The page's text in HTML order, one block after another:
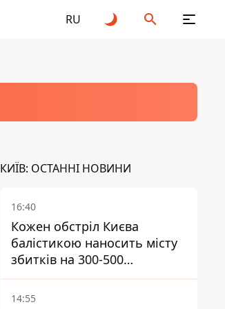
RU
КИЇВ: ОСТАННІ НОВИНИ
16:40
Кожен обстріл Києва
балістикою наносить місту
збитків на 300-500
мільйонів - Петро
Пантелеєв
14:55